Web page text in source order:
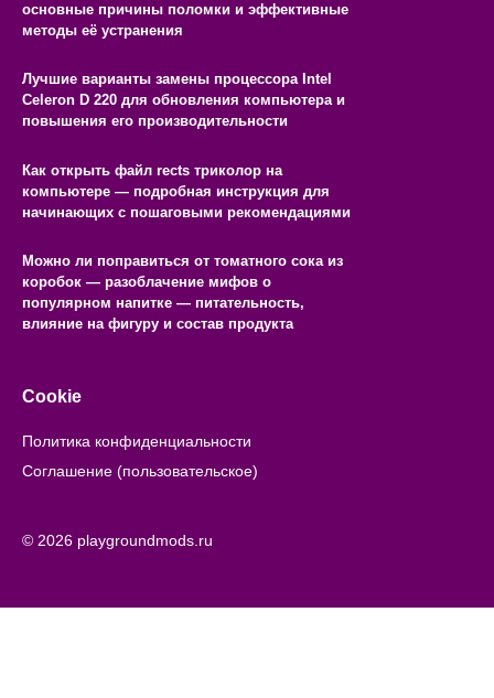
основные причины поломки и эффективные
методы её устранения
Лучшие варианты замены процессора Intel
Celeron D 220 для обновления компьютера и
повышения его производительности
Как открыть файл rects триколор на
компьютере — подробная инструкция для
начинающих с пошаговыми рекомендациями
Можно ли поправиться от томатного сока из
коробок — разоблачение мифов о
популярном напитке — питательность,
влияние на фигуру и состав продукта
Cookie
Политика конфиденциальности
Соглашение (пользовательское)
© 2026 playgroundmods.ru